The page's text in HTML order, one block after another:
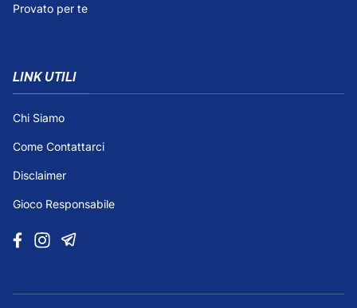
Provato per te
LINK UTILI
Chi Siamo
Come Contattarci
Disclaimer
Gioco Responsabile